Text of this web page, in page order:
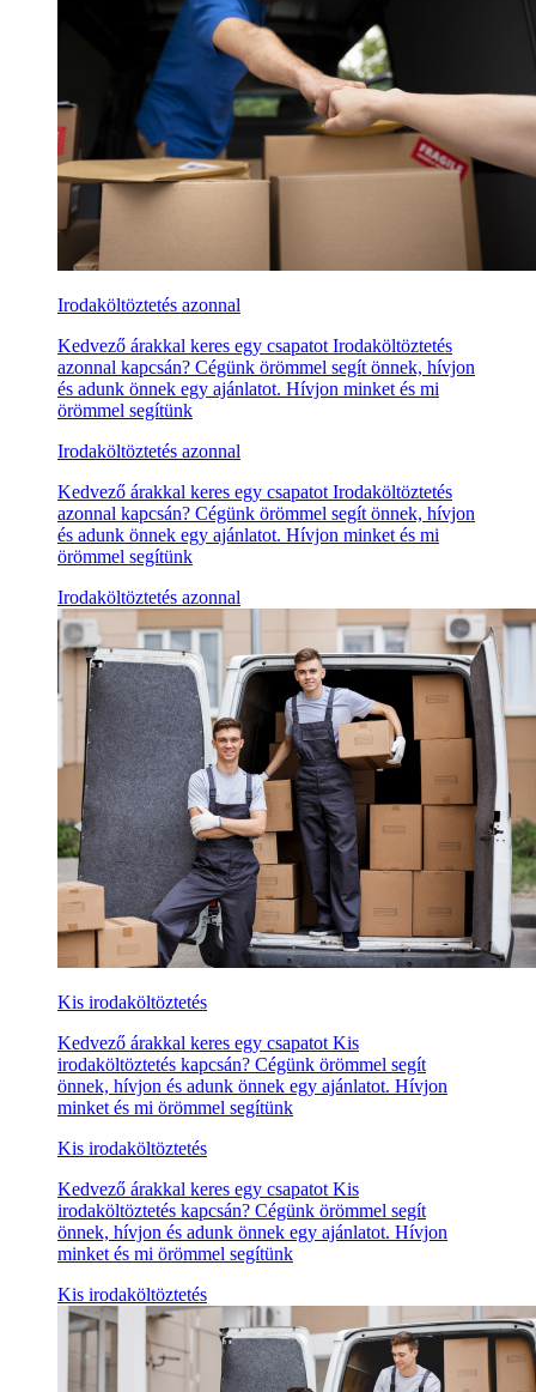
Irodaköltöztetés azonnal
Kedvező árakkal keres egy csapatot Irodaköltöztetés
azonnal kapcsán? Cégünk örömmel segít önnek, hívjon
és adunk önnek egy ajánlatot. Hívjon minket és mi
örömmel segítünk
Irodaköltöztetés azonnal
Kedvező árakkal keres egy csapatot Irodaköltöztetés
azonnal kapcsán? Cégünk örömmel segít önnek, hívjon
és adunk önnek egy ajánlatot. Hívjon minket és mi
örömmel segítünk
Irodaköltöztetés azonnal
Kis irodaköltöztetés
Kedvező árakkal keres egy csapatot Kis
irodaköltöztetés kapcsán? Cégünk örömmel segít
önnek, hívjon és adunk önnek egy ajánlatot. Hívjon
minket és mi örömmel segítünk
Kis irodaköltöztetés
Kedvező árakkal keres egy csapatot Kis
irodaköltöztetés kapcsán? Cégünk örömmel segít
önnek, hívjon és adunk önnek egy ajánlatot. Hívjon
minket és mi örömmel segítünk
Kis irodaköltöztetés